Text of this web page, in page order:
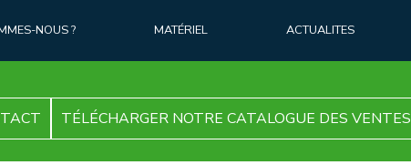
NOUS ? MATÉRIEL ACTUALITES
TÉLÉCHARGER NOTRE CATALOGUE DES VENTES